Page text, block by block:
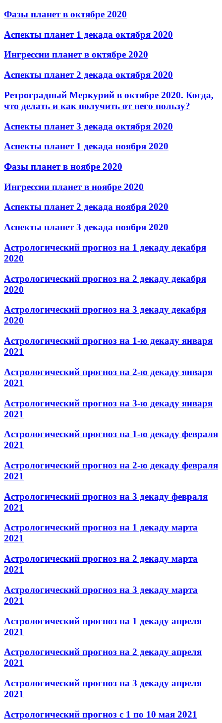
Фазы планет в октябре 2020
Аспекты планет 1 декада октября 2020
Ингрессии планет в октябре 2020
Аспекты планет 2 декада октября 2020
Ретроградный Меркурий в октябре 2020. Когда,
что делать и как получить от него пользу?
Аспекты планет 3 декада октября 2020
Аспекты планет 1 декада ноября 2020
Фазы планет в ноябре 2020
Ингрессии планет в ноябре 2020
Аспекты планет 2 декада ноября 2020
Аспекты планет 3 декада ноября 2020
Астрологический прогноз на 1 декаду декабря
2020
Астрологический прогноз на 2 декаду декабря
2020
Астрологический прогноз на 3 декаду декабря
2020
Астрологический прогноз на 1-ю декаду января
2021
Астрологический прогноз на 2-ю декаду января
2021
Астрологический прогноз на 3-ю декаду января
2021
Астрологический прогноз на 1-ю декаду февраля
2021
Астрологический прогноз на 2-ю декаду февраля
2021
Астрологический прогноз на 3 декаду февраля
2021
Астрологический прогноз на 1 декаду марта
2021
Астрологический прогноз на 2 декаду марта
2021
Астрологический прогноз на 3 декаду марта
2021
Астрологический прогноз на 1 декаду апреля
2021
Астрологический прогноз на 2 декаду апреля
2021
Астрологический прогноз на 3 декаду апреля
2021
Астрологический прогноз с 1 по 10 мая 2021